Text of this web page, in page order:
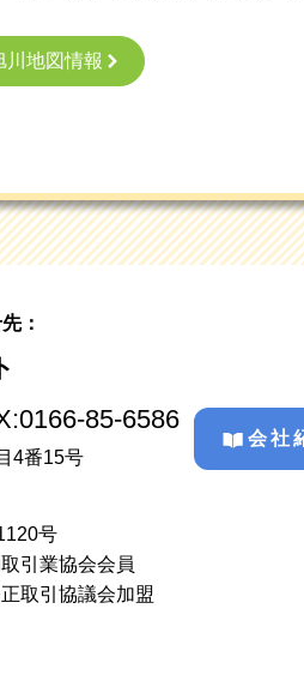
川地図情報
：
85-6586
4番15号
会社
号
引業協会会員
取引協議会加盟